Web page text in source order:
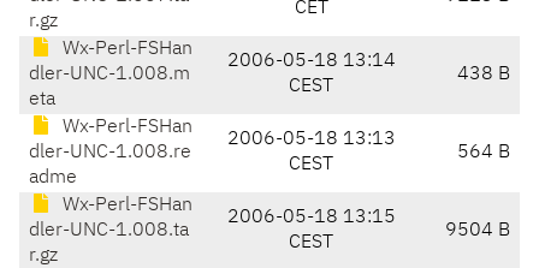
r.gz
CET
Wx-Perl-FSHan
dler-UNC-1.008.m
eta
2006-05-18 13:14
CEST
438 B
Wx-Perl-FSHan
dler-UNC-1.008.re
adme
2006-05-18 13:13
CEST
564 B
Wx-Perl-FSHan
dler-UNC-1.008.ta
r.gz
2006-05-18 13:15
CEST
9504 B